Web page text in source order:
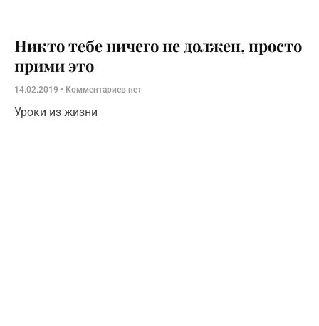
Никто тебе ничего не должен, просто
прими это
14.02.2019 Комментариев нет
Уроки из жизни